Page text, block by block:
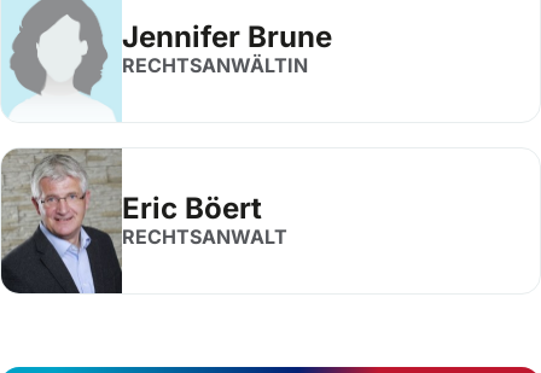
Jennifer Brune
RECHTSANWÄLTIN
Eric Böert
RECHTSANWALT